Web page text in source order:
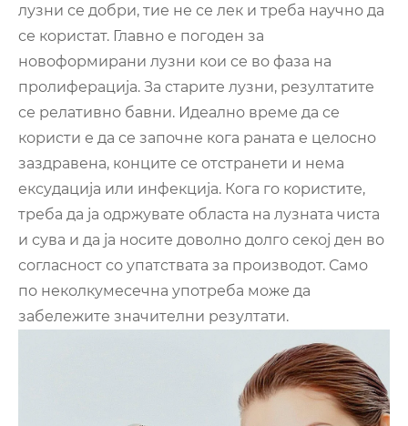
лузни се добри, тие не се лек и треба научно да
се користат. Главно е погоден за
новоформирани лузни кои се во фаза на
пролиферација. За старите лузни, резултатите
се релативно бавни. Идеално време да се
користи е да се започне кога раната е целосно
заздравена, конците се отстранети и нема
ексудација или инфекција. Кога го користите,
треба да ја одржувате областа на лузната чиста
и сува и да ја носите доволно долго секој ден во
согласност со упатствата за производот. Само
по неколкумесечна употреба може да
забележите значителни резултати.